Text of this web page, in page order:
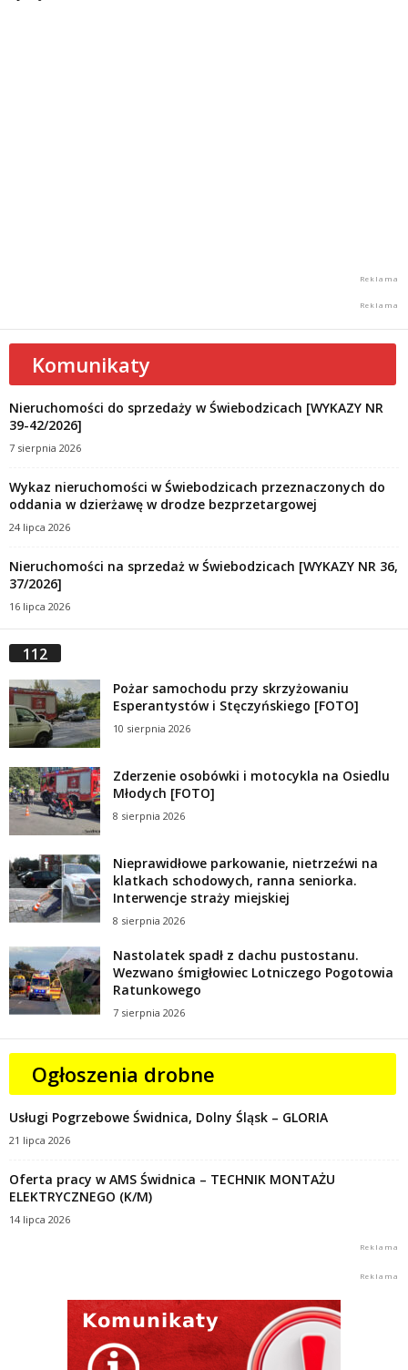
Komunikaty
Nieruchomości do sprzedaży w Świebodzicach [WYKAZY NR
39-42/2026]
7 sierpnia 2026
Wykaz nieruchomości w Świebodzicach przeznaczonych do
oddania w dzierżawę w drodze bezprzetargowej
24 lipca 2026
Nieruchomości na sprzedaż w Świebodzicach [WYKAZY NR 36,
37/2026]
16 lipca 2026
112
Pożar samochodu przy skrzyżowaniu
Esperantystów i Stęczyńskiego [FOTO]
10 sierpnia 2026
Zderzenie osobówki i motocykla na Osiedlu
Młodych [FOTO]
8 sierpnia 2026
Nieprawidłowe parkowanie, nietrzeźwi na
klatkach schodowych, ranna seniorka.
Interwencje straży miejskiej
8 sierpnia 2026
Nastolatek spadł z dachu pustostanu.
Wezwano śmigłowiec Lotniczego Pogotowia
Ratunkowego
7 sierpnia 2026
Ogłoszenia drobne
Usługi Pogrzebowe Świdnica, Dolny Śląsk – GLORIA
21 lipca 2026
Oferta pracy w AMS Świdnica – TECHNIK MONTAŻU
ELEKTRYCZNEGO (K/M)
14 lipca 2026